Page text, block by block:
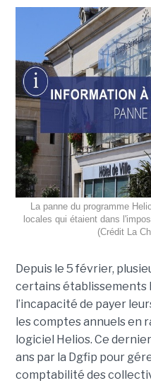
La panne du programme
locales qui étaient dans
(Crédit La
Depuis le 5 février,
certains établissements
l’incapacité de payer
les comptes annuels en
logiciel Helios. Ce
ans par la Dgfip pour
comptabilité des